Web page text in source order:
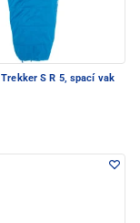
Trekker S R 5, spací vak